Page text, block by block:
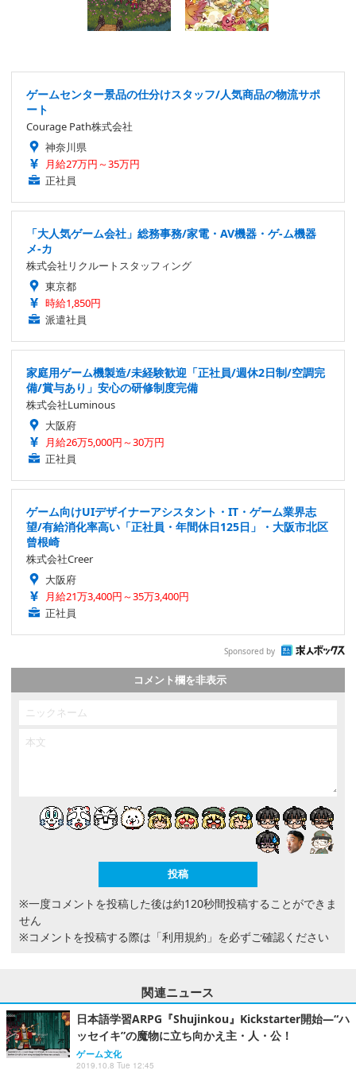
ゲームセンター景品の仕分けスタッフ/人気商品の物流サポ
ート
Courage Path株式会社
神奈川県
月給27万円～35万円
正社員
「大人気ゲーム会社」総務事務/家電・AV機器・ゲ-ム機器
メ-カ
株式会社リクルートスタッフィング
東京都
時給1,850円
派遣社員
家庭用ゲーム機製造/未経験歓迎「正社員/週休2日制/空調完
備/賞与あり」安心の研修制度完備
株式会社Luminous
大阪府
月給26万5,000円～30万円
正社員
ゲーム向けUIデザイナーアシスタント・IT・ゲーム業界志
望/有給消化率高い「正社員・年間休日125日」・大阪市北区
曾根崎
株式会社Creer
大阪府
月給21万3,400円～35万3,400円
正社員
Sponsored by
コメント欄を非表示
※一度コメントを投稿した後は約120秒間投稿することができま
せん
※コメントを投稿する際は 「利用規約」 を必ずご確認ください
関連ニュース
日本語学習ARPG『Shujinkou』Kickstarter開始―“ハ
ッセイキ”の魔物に立ち向かえ主・人・公！
ゲーム文化
2019.10.8 Tue 12:45